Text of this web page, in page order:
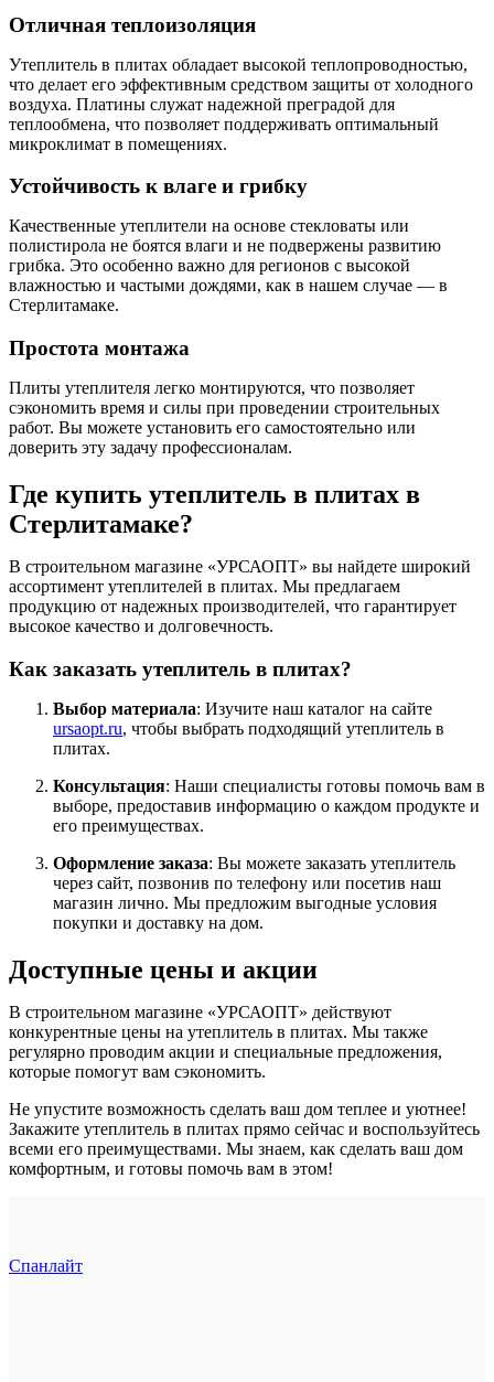
Отличная теплоизоляция
Утеплитель в плитах обладает высокой теплопроводностью,
что делает его эффективным средством защиты от холодного
воздуха. Платины служат надежной преградой для
теплообмена, что позволяет поддерживать оптимальный
микроклимат в помещениях.
Устойчивость к влаге и грибку
Качественные утеплители на основе стекловаты или
полистирола не боятся влаги и не подвержены развитию
грибка. Это особенно важно для регионов с высокой
влажностью и частыми дождями, как в нашем случае — в
Стерлитамаке.
Простота монтажа
Плиты утеплителя легко монтируются, что позволяет
сэкономить время и силы при проведении строительных
работ. Вы можете установить его самостоятельно или
доверить эту задачу профессионалам.
Где купить утеплитель в плитах в
Стерлитамаке?
В строительном магазине «УРСАОПТ» вы найдете широкий
ассортимент утеплителей в плитах. Мы предлагаем
продукцию от надежных производителей, что гарантирует
высокое качество и долговечность.
Как заказать утеплитель в плитах?
Выбор материала: Изучите наш каталог на сайте
ursaopt.ru, чтобы выбрать подходящий утеплитель в
плитах.
Консультация: Наши специалисты готовы помочь вам в
выборе, предоставив информацию о каждом продукте и
его преимуществах.
Оформление заказа: Вы можете заказать утеплитель
через сайт, позвонив по телефону или посетив наш
магазин лично. Мы предложим выгодные условия
покупки и доставку на дом.
Доступные цены и акции
В строительном магазине «УРСАОПТ» действуют
конкурентные цены на утеплитель в плитах. Мы также
регулярно проводим акции и специальные предложения,
которые помогут вам сэкономить.
Не упустите возможность сделать ваш дом теплее и уютнее!
Закажите утеплитель в плитах прямо сейчас и воспользуйтесь
всеми его преимуществами. Мы знаем, как сделать ваш дом
комфортным, и готовы помочь вам в этом!
Спанлайт